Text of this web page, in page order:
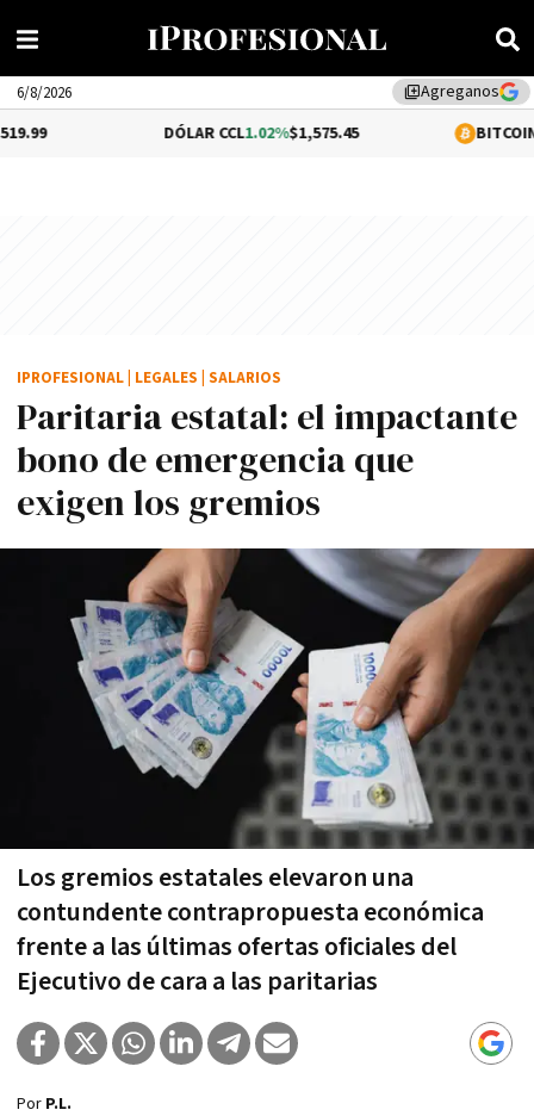
library_addAgreganos
6/8/2026
1.02%$1,575.45 0.2%
Paritaria estatal: el impactante
bono de emergencia que
exigen los gremios
Los gremios estatales elevaron una
contundente contrapropuesta económica
frente a las últimas ofertas oficiales del
Ejecutivo de cara a las paritarias
IPROFESIONAL LEGALES SALARIOS
Por P.L.